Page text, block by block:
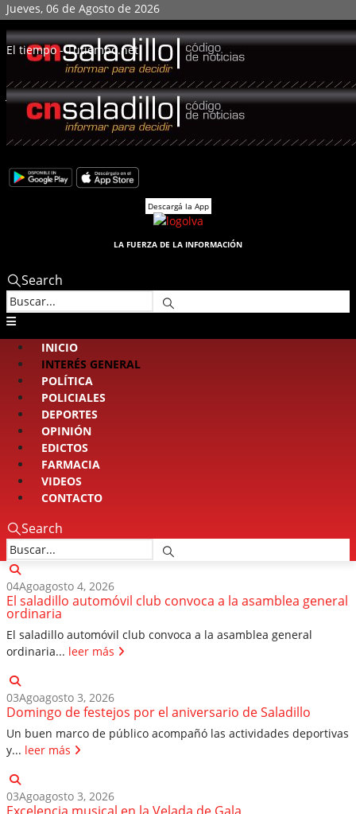
Jueves, 06 de Agosto de 2026
El tiempo - Tutiempo.net
Jueves, 06 de Agosto de 2026
Edición N° 5008
Descargá la App
LA FUERZA DE LA INFORMACIÓN
Search
INICIO
INTERÉS GENERAL
POLÍTICA
POLICIALES
DEPORTES
OPINIÓN
EDICTOS
FARMACIA
VIDEOS
CONTACTO
Search
04Agoagosto 4, 2026
El saladillo automóvil club convoca a la asamblea general
ordinaria
El saladillo automóvil club convoca a la asamblea general
ordinaria... leer más
03Agoagosto 3, 2026
Domingo de festejos por el aniversario de Saladillo
Un buen marco de público acompañó las actividades deportivas
y... leer más
03Agoagosto 3, 2026
Excelencia musical en la Velada de Gala